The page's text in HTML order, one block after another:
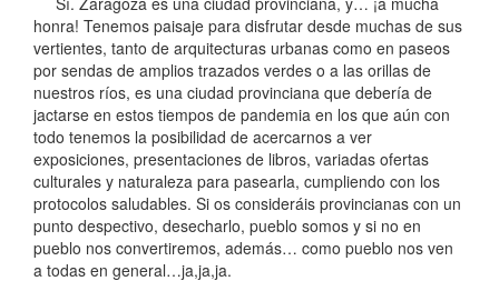
honra! Tenemos paisaje para disfrutar desde muchas de sus
vertientes, tanto de arquitecturas urbanas como en paseos
por sendas de amplios trazados verdes o a las orillas de
nuestros ríos, es una ciudad provinciana que debería de
jactarse en estos tiempos de pandemia en los que aún con
todo tenemos la posibilidad de acercarnos a ver
exposiciones, presentaciones de libros, variadas ofertas
culturales y naturaleza para pasearla, cumpliendo con los
protocolos saludables. Si os consideráis provincianas con un
punto despectivo, desecharlo, pueblo somos y si no en
pueblo nos convertiremos, además… como pueblo nos ven
a todas en general…ja,ja,ja.